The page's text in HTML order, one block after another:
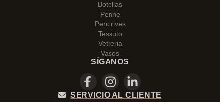
Botellas
Penne
Pendrives
Tessuto
Vetreria
Vasos
SÍGANOS
SERVICIO AL CLIENTE